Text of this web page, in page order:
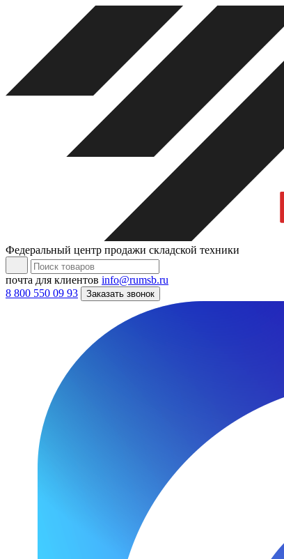
Федеральный центр продажи складской техники
почта для клиентов info@rumsb.ru
8 800 550 09 93
Заказать звонок